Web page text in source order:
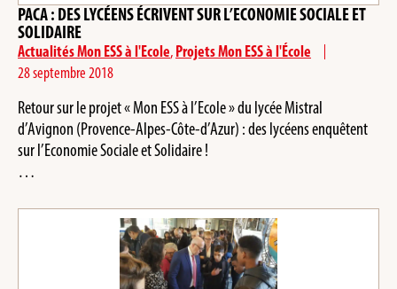
PACA : DES LYCÉENS ÉCRIVENT SUR L’ECONOMIE SOCIALE ET
SOLIDAIRE
Actualités Mon ESS à l'Ecole,Projets Mon ESS à l'École
28 septembre 2018
Retour sur le projet « Mon ESS à l’Ecole » du lycée Mistral
d’Avignon (Provence-Alpes-Côte-d’Azur) : des lycéens enquêtent
sur l’Economie Sociale et Solidaire !
…